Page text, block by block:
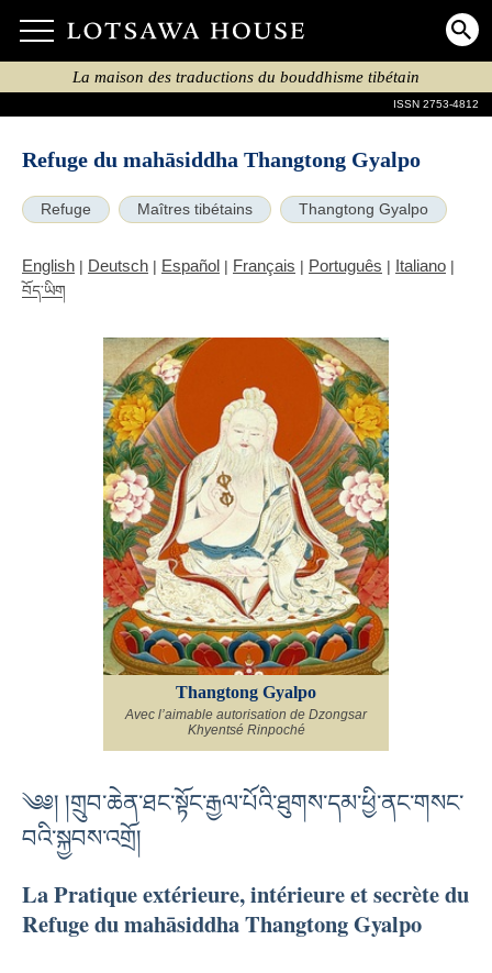
La maison des traductions du bouddhisme tibétain
ISSN 2753-4812
Refuge du mahāsiddha Thangtong Gyalpo
Refuge Maîtres tibétains Thangtong Gyalpo
English | Deutsch | Español | Français | Português | Italiano |
བོད་ཡིག
Thangtong Gyalpo
Avec l’aimable autorisation de Dzongsar
Khyentsé Rinpoché
༄༅། །གྲུབ་ཆེན་ཐང་སྟོང་རྒྱལ་པོའི་ཐུགས་དམ་ཕྱི་ནང་གསང་
བའི་སྐྱབས་འགྲོ།
La Pratique extérieure, intérieure et secrète du
Refuge du mahāsiddha Thangtong Gyalpo